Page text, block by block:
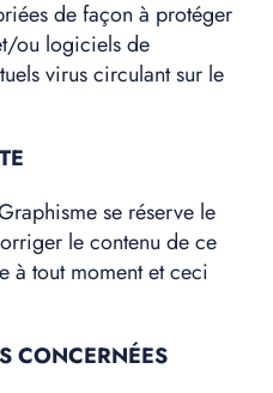
de façon à protéger
ou logiciels de
virus circulant sur le
se réserve le
le contenu de ce
à tout moment et ceci
CONCERNÉES